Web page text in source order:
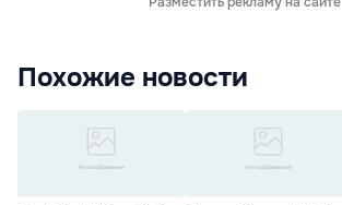
Похожие новости